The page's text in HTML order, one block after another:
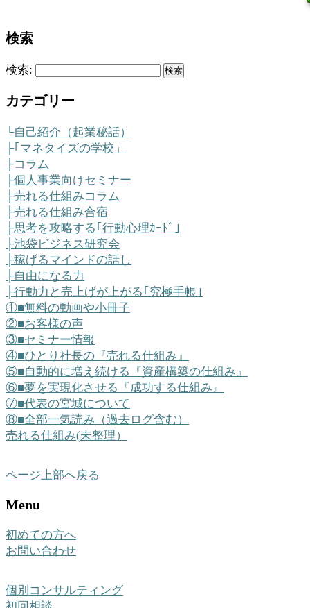
検索
検索:
カテゴリー
└自己紹介（起業秘話）
├｢マネタイズの学校」
├コラム
├個人事業向けセミナー
├売れる仕組みコラム
├売れる仕組み合宿
├思考を攻略する｢行動心理ｶｰﾄﾞ｣
├池袋ビジネス研究会
├稼げるマインドの話し
├自由になる力
├行動力と売上げが上がる｢究極手帳｣
①■無料の動画や小冊子
②■お客様の声
③■セミナー情報
④■ひとり社長の『売れる仕組み』
⑤■自動的に増え続ける『資産構築の仕組み』
⑥■夢を実現化させる『成功する仕組み』
⑦■代表の宮城について
⑧■全部一気読み（過去ログ含む）
売れる仕組み(未整理）
ページ上部へ戻る
Menu
初めての方へ
お問い合わせ
個別コンサルティング